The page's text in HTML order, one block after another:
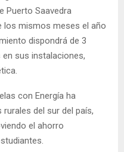
Puerto Saavedra
los mismos meses el año
dispondrá de 3
sus instalaciones,
con Energía ha
del sur del país,
el ahorro